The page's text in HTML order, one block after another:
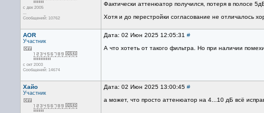
с дек 2005
...
Сообщений: 10762
Фактически аттенюатор получился, потеря в полосе
Хотя и до перестройки согласование не отличалось
AOR
Участник
с окт 2003
Сообщений: 14674
Дата: 02 Июн 2025 12:05:31 #
А что хотеть от такого фильтра. Но при наличии
Хайо
Участник
Дата: 02 Июн 2025 13:00:45 #
а может, что просто аттенюатор на 4...10 дБ всё